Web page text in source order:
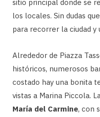
sitio principal donde se
los locales. Sin dudas
para recorrer la ciudad y
Alrededor de Piazza
históricos, numerosos
costado hay una bonita
vistas a Marina Piccola.
María del Carmine, con